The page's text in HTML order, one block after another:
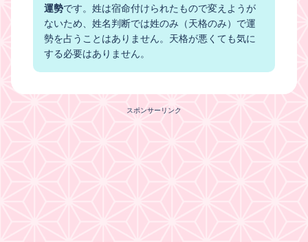
運勢です。姓は宿命付けられたもので変えようが
ないため、姓名判断では姓のみ（天格のみ）で運
勢を占うことはありません。天格が悪くても気に
する必要はありません。
スポンサーリンク